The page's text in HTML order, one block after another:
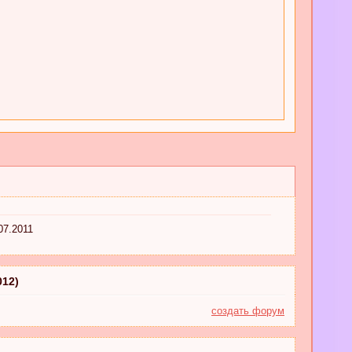
создать форум